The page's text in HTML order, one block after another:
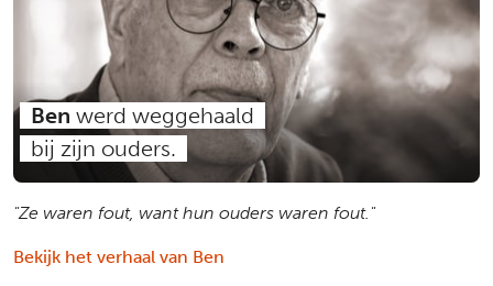
Ben werd weggehaald
bij zijn ouders.
"Ze waren fout, want hun ouders waren fout."
Bekijk het verhaal van Ben